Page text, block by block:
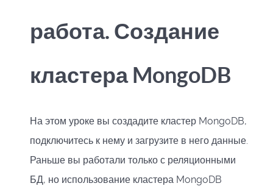
работа. Создание
кластера MongoDB
На этом уроке вы создадите кластер MongoDB,
подключитесь к нему и загрузите в него данные.
Раньше вы работали только с реляционными
БД, но использование кластера MongoDB